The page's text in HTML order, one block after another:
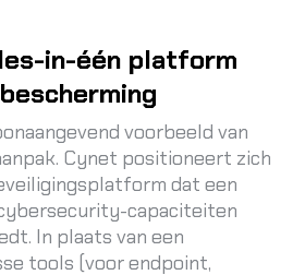
in-één platform
voorbeeld van
Cynet positioneert zich
dat een
capaciteiten
In plaats van een
tools (voor endpoint,